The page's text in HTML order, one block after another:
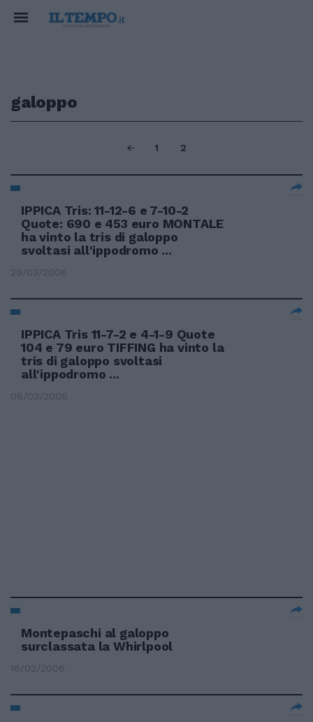
galoppo
1 2
IPPICA Tris: 11-12-6 e 7-10-2
Quote: 690 e 453 euro MONTALE
ha vinto la tris di galoppo
svoltasi all'ippodromo ...
29/03/2006
IPPICA Tris 11-7-2 e 4-1-9 Quote
104 e 79 euro TIFFING ha vinto la
tris di galoppo svoltasi
all'ippodromo ...
08/03/2006
Montepaschi al galoppo
surclassata la Whirlpool
16/02/2006